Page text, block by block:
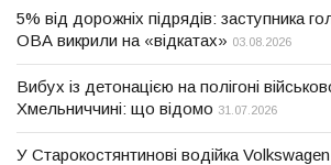
5% від дорожніх підрядів: заступника
ОВА викрили на «відкатах» 03.08.2026
Вибух із детонацією на полігоні
Хмельниччині: що відомо 31.07.2026
У Старокостянтинові водійка